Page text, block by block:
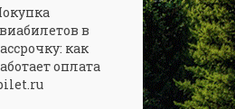
в
как
оплата